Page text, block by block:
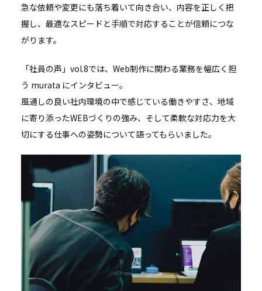
急な依頼や変更にも落ち着いて向き合い、内容を正しく把
握し、最適なスピードと手順で対応することが信頼につな
がります。
「社員の声」vol.8では、Web制作に関わる業務を幅広く担
う murata にインタビュー。
風通しの良い社内環境の中で感じている働きやすさ、地域
に寄り添ったWEBづくりの強み、そして柔軟な対応力を大
切にする仕事への姿勢について語ってもらいました。